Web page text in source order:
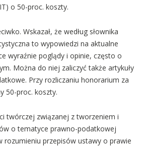
o 50-proc. koszty.
Wskazał, że według słownika
to wypowiedzi na aktualne
wyraźnie poglądy i opinie, często o
Można do niej zaliczyć także artykuły
Przy rozliczaniu honorarium za
50-proc. koszty.
twórczej związanej z tworzeniem i
o tematyce prawno-podatkowej
rozumieniu przepisów ustawy o prawie